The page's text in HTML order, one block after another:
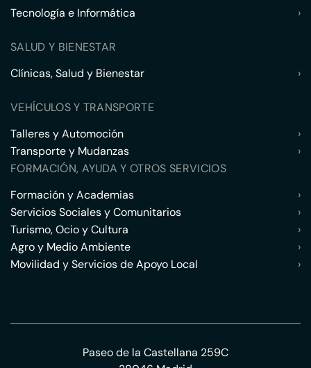
Tecnología e Informática
›
SALUD Y BIENESTAR
Clínicas, Salud y Bienestar
›
VEHÍCULOS Y TRANSPORTE
Talleres y Automoción
›
Transporte y Mudanzas
›
FORMACIÓN, AYUDA Y OTROS SERVICIOS
Formación y Academias
›
Servicios Sociales y Comunitarios
›
Turismo, Ocio y Cultura
›
Agro y Medio Ambiente
›
Movilidad y Servicios de Apoyo Local
›
Paseo de la Castellana 259C